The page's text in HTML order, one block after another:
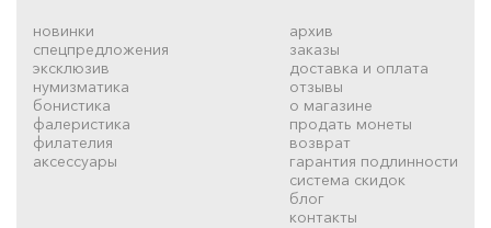
новинки
спецпредложения
эксклюзив
нумизматика
бонистика
фалеристика
филателия
аксессуары
архив
заказы
доставка и оплата
отзывы
о магазине
продать монеты
возврат
гарантия подлинности
система скидок
блог
контакты